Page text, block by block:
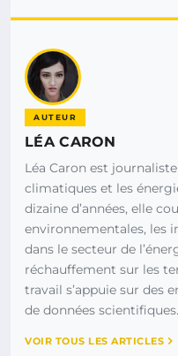
AUTEUR
LÉA CARON
Léa Caron est
climatiques et les
dizaine d’années, elle
environnementales, les
dans le secteur de
réchauffement sur les
travail s’appuie sur des
de données scientifiques.
VOIR TOUS LES ARTICLES